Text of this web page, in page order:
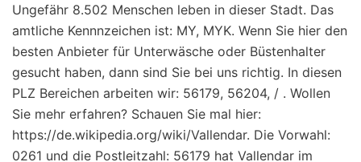
Ungefähr 8.502 Menschen leben in dieser Stadt. Das
amtliche Kennnzeichen ist: MY, MYK. Wenn Sie hier den
besten Anbieter für Unterwäsche oder Büstenhalter
gesucht haben, dann sind Sie bei uns richtig. In diesen
PLZ Bereichen arbeiten wir: 56179, 56204, / . Wollen
Sie mehr erfahren? Schauen Sie mal hier:
https://de.wikipedia.org/wiki/Vallendar. Die Vorwahl:
0261 und die Postleitzahl: 56179 hat Vallendar im